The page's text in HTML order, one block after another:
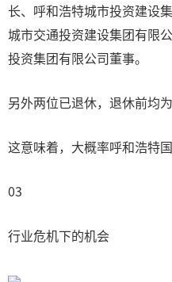
长、呼和浩特城市投资建设
城市交通投资建设集团有限
投资集团有限公司董事。
另外两位已退休，退休前均
这意味着，大概率呼和浩特
03
行业危机下的机会